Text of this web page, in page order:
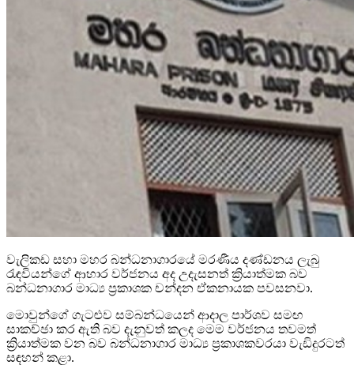
වැලිකඩ සහා මහර බන්ධනාගාරයේ මරණීය දණ්ඩනය ලැබු
රැඳවියන්ගේ ආහාර වර්ජනය අද උදැසනත් ක්‍රියාත්මක බව
බන්ධනාගාර මාධ්‍ය ප්‍රකාශක චන්දන ඒකනායක පවසනවා.
මොවුන්ගේ ගැටළුව සම්බන්ධයෙන් ආදාල පාර්ශව සමඟ
සාකච්ඡා කර ඇති බව දැනුවත් කලද මෙම වර්ජනය තවමත්
ක්‍රියාත්මක වන බව බන්ධනාගාර මාධ්‍ය ප්‍රකාශකවරයා වැඩිදුරටත්
සඳහන් කළා.